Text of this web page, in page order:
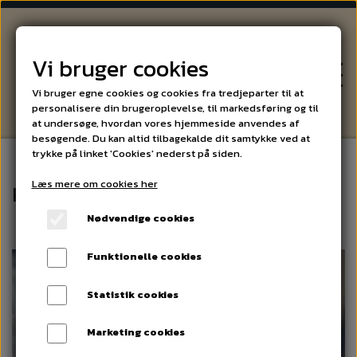
SPECIALITETER
ARRANGEMENTER
Kaffe
Vi bruger cookies
Vi bruger egne cookies og cookies fra tredjeparter til at
personalisere din brugeroplevelse, til markedsføring og til
at undersøge, hvordan vores hjemmeside anvendes af
besøgende. Du kan altid tilbagekalde dit samtykke ved at
trykke på linket 'Cookies' nederst på siden.
Læs mere om cookies her
Nødvendige cookies
Funktionelle cookies
Statistik cookies
Marketing cookies